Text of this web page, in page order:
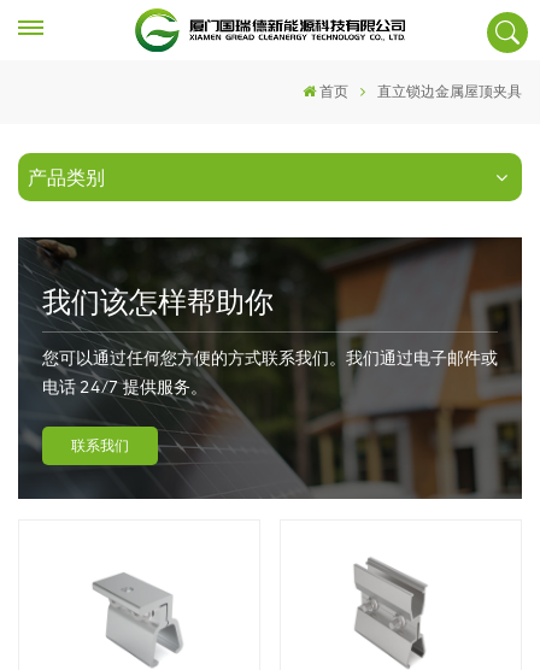
首页 直立锁边金属屋顶夹具
产品类别
我们该怎样帮助你
您可以通过任何您方便的方式联系我们。我们通过电子邮件或
电话 24/7 提供服务。
联系我们